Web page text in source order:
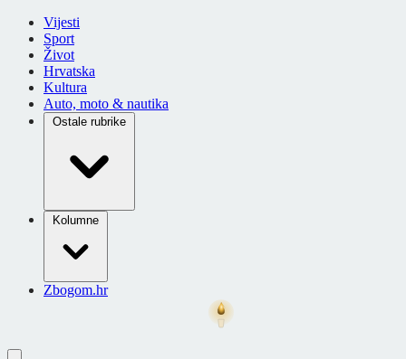
Vijesti
Sport
Život
Hrvatska
Kultura
Auto, moto & nautika
Ostale rubrike
Kolumne
Zbogom.hr